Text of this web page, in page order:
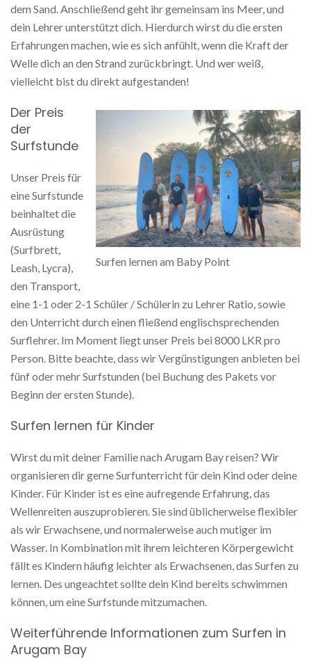
dem Sand. Anschließend geht ihr gemeinsam ins Meer, und
dein Lehrer unterstützt dich. Hierdurch wirst du die ersten
Erfahrungen machen, wie es sich anfühlt, wenn die Kraft der
Welle dich an den Strand zurückbringt. Und wer weiß,
vielleicht bist du direkt aufgestanden!
Surfen lernen am Baby Point
Der Preis
der
Surfstunde
Unser Preis für
eine Surfstunde
beinhaltet die
Ausrüstung
(Surfbrett,
Leash, Lycra),
den Transport,
eine 1-1 oder 2-1 Schüler / Schülerin zu Lehrer Ratio, sowie
den Unterricht durch einen fließend englischsprechenden
Surflehrer. Im Moment liegt unser Preis bei 8000 LKR pro
Person. Bitte beachte, dass wir Vergünstigungen anbieten bei
fünf oder mehr Surfstunden (bei Buchung des Pakets vor
Beginn der ersten Stunde).
Surfen lernen für Kinder
Wirst du mit deiner Familie nach Arugam Bay reisen? Wir
organisieren dir gerne Surfunterricht für dein Kind oder deine
Kinder. Für Kinder ist es eine aufregende Erfahrung, das
Wellenreiten auszuprobieren. Sie sind üblicherweise flexibler
als wir Erwachsene, und normalerweise auch mutiger im
Wasser. In Kombination mit ihrem leichteren Körpergewicht
fällt es Kindern häufig leichter als Erwachsenen, das Surfen zu
lernen. Des ungeachtet sollte dein Kind bereits schwimmen
können, um eine Surfstunde mitzumachen.
Weiterführende Informationen zum Surfen in
Arugam Bay